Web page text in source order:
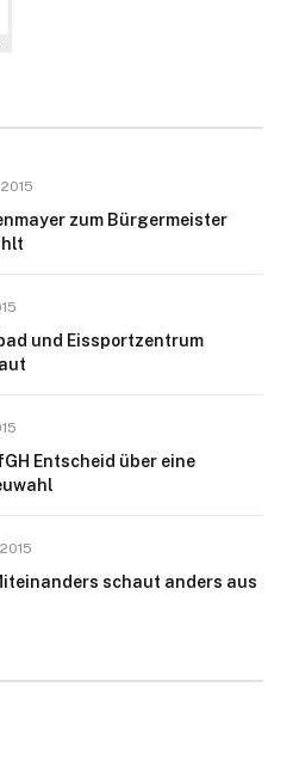
zum Bürgermeister
und Eissportzentrum
Entscheid über eine
schaut anders aus